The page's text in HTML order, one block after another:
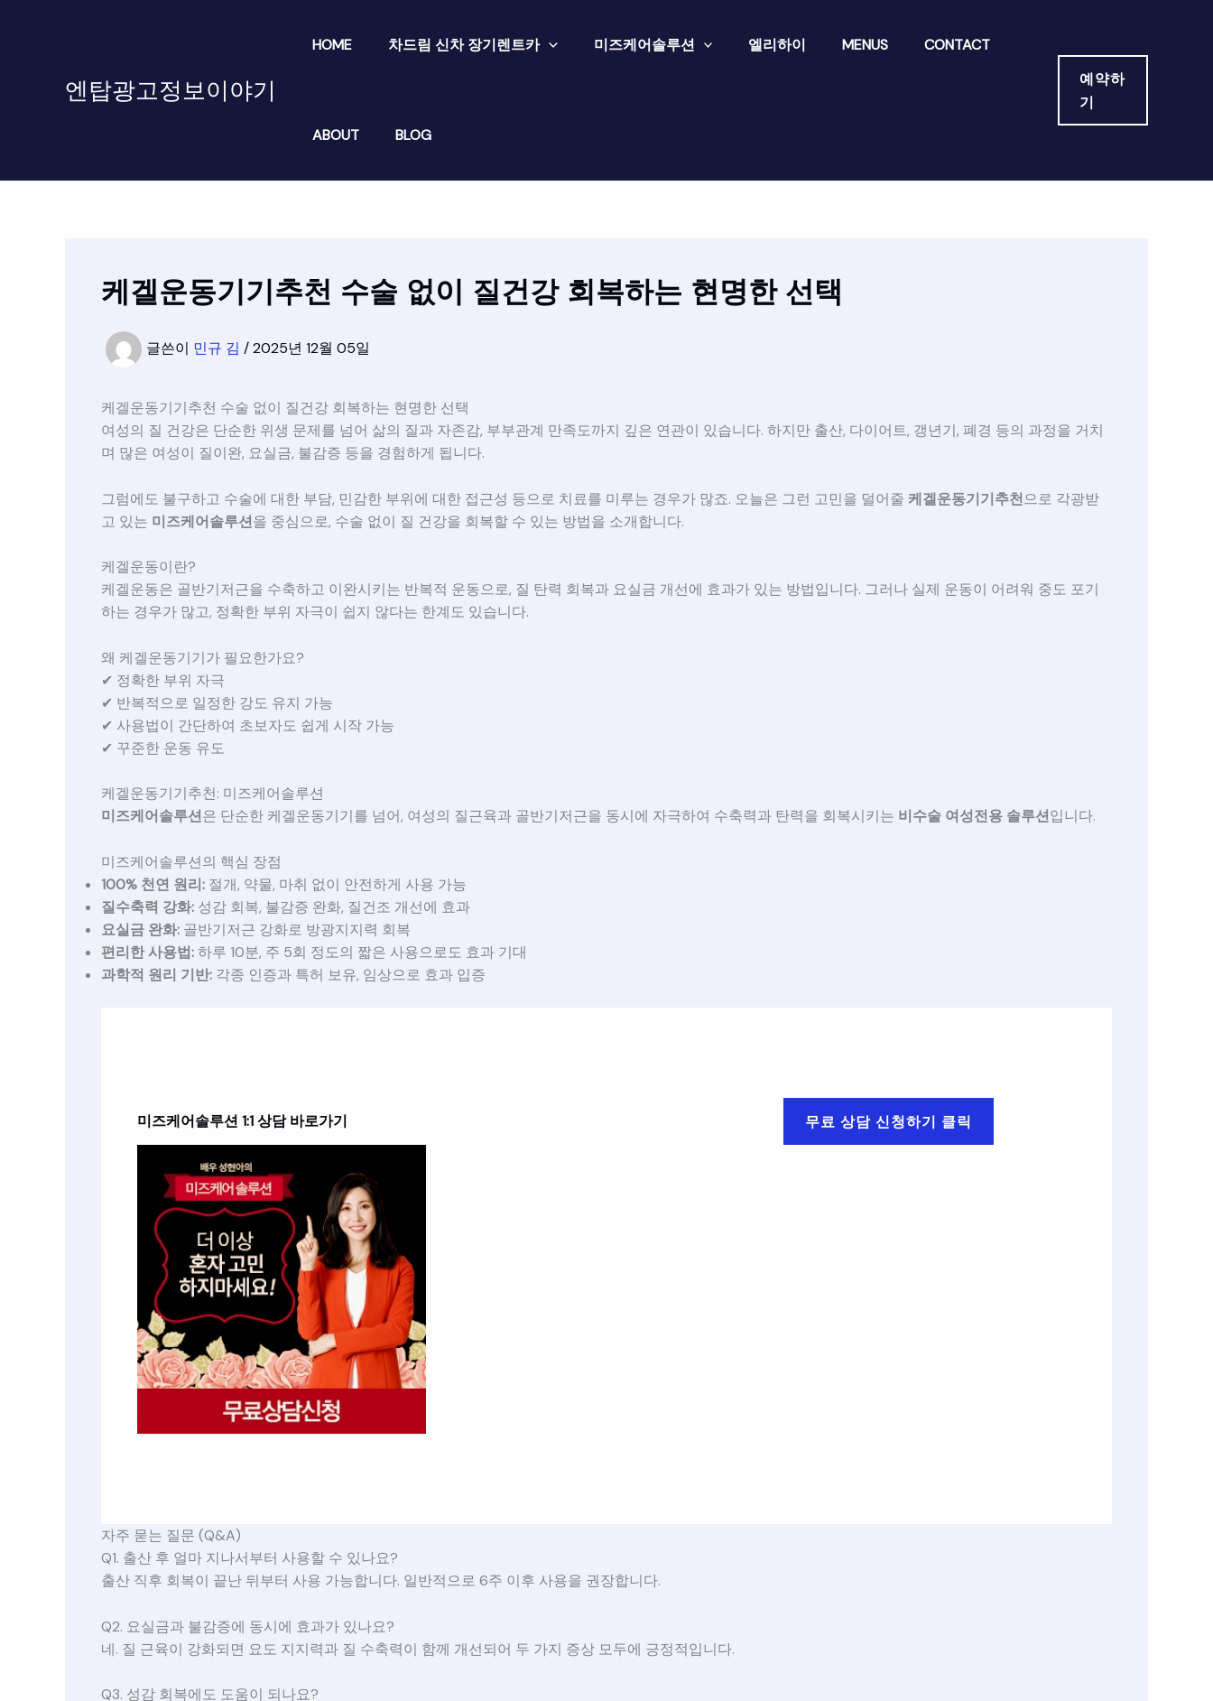
엔탑광고정보이야기
HOME 차드림 신차 장기렌트카 미즈케어솔루션 엘리하이 MENUS CONTACT
ABOUT BLOG
예약하
기
케겔운동기기추천 수술 없이 질건강 회복하는 현명한 선택
글쓴이 민규 김 /2025년 12월 05일
케겔운동기기추천 수술 없이 질건강 회복하는 현명한 선택
여성의 질 건강은 단순한 위생 문제를 넘어 삶의 질과 자존감, 부부관계 만족도까지 깊은 연관이 있습니다. 하지만 출산, 다이어트, 갱년기, 폐경 등의 과정을 거치
며 많은 여성이 질이완, 요실금, 불감증 등을 경험하게 됩니다.
그럼에도 불구하고 수술에 대한 부담, 민감한 부위에 대한 접근성 등으로 치료를 미루는 경우가 많죠. 오늘은 그런 고민을 덜어줄 케겔운동기기추천으로 각광받
고 있는 미즈케어솔루션을 중심으로, 수술 없이 질 건강을 회복할 수 있는 방법을 소개합니다.
케겔운동이란?
케겔운동은 골반기저근을 수축하고 이완시키는 반복적 운동으로, 질 탄력 회복과 요실금 개선에 효과가 있는 방법입니다. 그러나 실제 운동이 어려워 중도 포기
하는 경우가 많고, 정확한 부위 자극이 쉽지 않다는 한계도 있습니다.
왜 케겔운동기기가 필요한가요?
✔ 정확한 부위 자극
✔ 반복적으로 일정한 강도 유지 가능
✔ 사용법이 간단하여 초보자도 쉽게 시작 가능
✔ 꾸준한 운동 유도
케겔운동기기추천: 미즈케어솔루션
미즈케어솔루션은 단순한 케겔운동기기를 넘어, 여성의 질근육과 골반기저근을 동시에 자극하여 수축력과 탄력을 회복시키는 비수술 여성전용 솔루션입니다.
미즈케어솔루션의 핵심 장점
100% 천연 원리: 절개, 약물, 마취 없이 안전하게 사용 가능
질수축력 강화: 성감 회복, 불감증 완화, 질건조 개선에 효과
요실금 완화: 골반기저근 강화로 방광지지력 회복
편리한 사용법:하루 10분, 주 5회 정도의 짧은 사용으로도 효과 기대
과학적 원리 기반: 각종 인증과 특허 보유, 임상으로 효과 입증
미즈케어솔루션 1:1 상담 바로가기 무료 상담 신청하기 클릭
자주 묻는 질문 (Q&A)
Q1. 출산 후 얼마 지나서부터 사용할 수 있나요?
출산 직후 회복이 끝난 뒤부터 사용 가능합니다. 일반적으로 6주 이후 사용을 권장합니다.
Q2. 요실금과 불감증에 동시에 효과가 있나요?
네. 질 근육이 강화되면 요도 지지력과 질 수축력이 함께 개선되어 두 가지 증상 모두에 긍정적입니다.
Q3. 성감 회복에도 도움이 되나요?